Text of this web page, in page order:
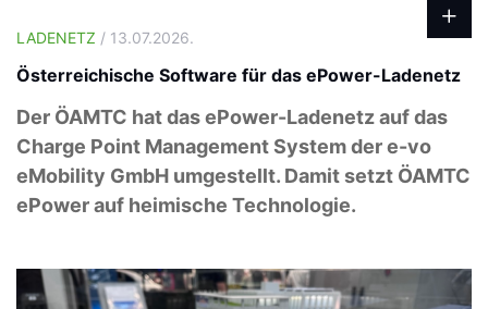
LADENETZ / 13.07.2026.
Österreichische Software für das ePower-Ladenetz
Der ÖAMTC hat das ePower-Ladenetz auf das
Charge Point Management System der e-vo
eMobility GmbH umgestellt. Damit setzt ÖAMTC
ePower auf heimische Technologie.